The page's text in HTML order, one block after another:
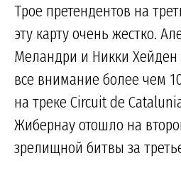
Трое претендентов на
эту карту очень жестко.
Меландри и Никки Хейден
все внимание более чем
на треке Circuit de
Жибернау отошло на
зрелищной битвы за